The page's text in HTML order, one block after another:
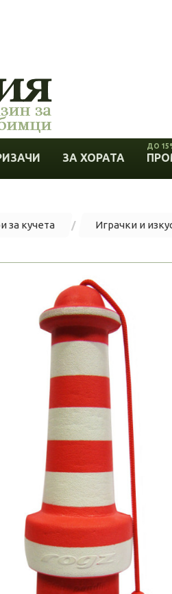
ЗА ХОРАТА
ДО
за кучета Играчки и